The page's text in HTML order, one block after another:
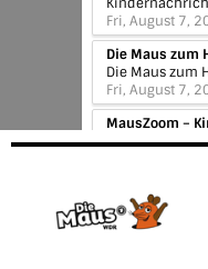
Fri, August 7,
Fri, August 7,
Die Maus zum
Thu, August 6,